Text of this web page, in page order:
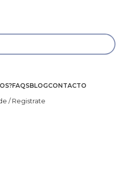
FAQSBLOGCONTACTO
/ Registrate